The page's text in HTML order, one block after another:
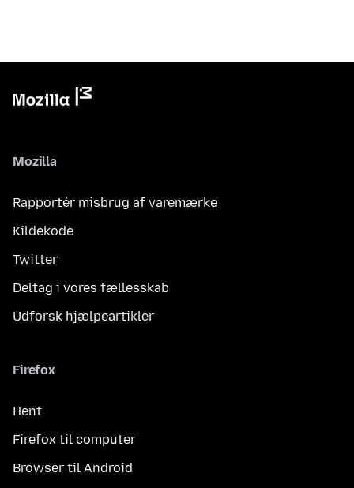
Mozilla
Rapportér misbrug af varemærke
Kildekode
Twitter
Deltag i vores fællesskab
Udforsk hjælpeartikler
Firefox
Hent
Firefox til computer
Browser til Android